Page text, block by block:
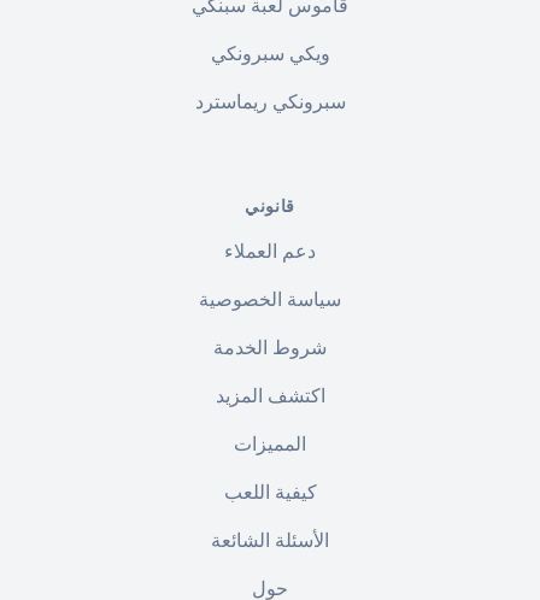
قاموس لعبة سبنكي
ويكي سبرونكي
سبرونكي ريماسترد
قانوني
دعم العملاء
سياسة الخصوصية
شروط الخدمة
اكتشف المزيد
المميزات
كيفية اللعب
الأسئلة الشائعة
حول